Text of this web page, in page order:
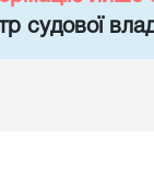
судової